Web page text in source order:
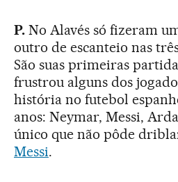
P.No Alavés só fizeram
outro de escanteio nas
São suas primeiras
frustrou alguns dos
história no futebol
anos: Neymar, Messi,
único que não pôde
Messi.